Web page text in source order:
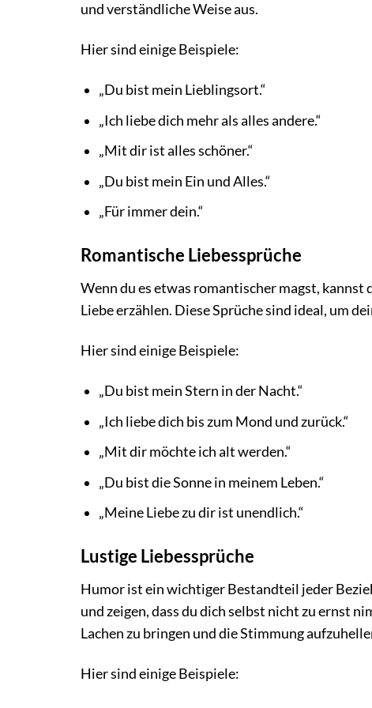
und verständliche Weise aus.
Hier sind einige Beispiele:
„Du bist mein Lieblingsort.“
„Ich liebe dich mehr als alles andere.“
„Mit dir ist alles schöner.“
„Du bist mein Ein und Alles.“
„Für immer dein.“
Romantische Liebessprüche
Wenn du es etwas romantischer magst, kannst
Liebe erzählen. Diese Sprüche sind ideal, um
Hier sind einige Beispiele:
„Du bist mein Stern in der Nacht.“
„Ich liebe dich bis zum Mond und zurück.“
„Mit dir möchte ich alt werden.“
„Du bist die Sonne in meinem Leben.“
„Meine Liebe zu dir ist unendlich.“
Lustige Liebessprüche
Humor ist ein wichtiger Bestandteil jeder
und zeigen, dass du dich selbst nicht zu ernst
Lachen zu bringen und die Stimmung
Hier sind einige Beispiele: